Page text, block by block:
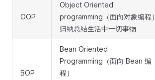
OOP
Object Oriented
programming（面向对象编程）
归纳总结生活中一切事物
BOP
Bean Oriented
Programming（面向 Bean 编
程）